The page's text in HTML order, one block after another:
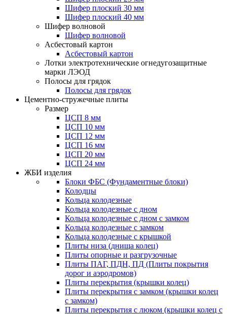
Шифер плоский 30 мм
Шифер плоский 40 мм
Шифер волновой
Шифер волновой
Асбестовый картон
Асбестовый картон
Лотки электротехнические огнедугозащитные
марки ЛЭОД
Полосы для грядок
Полосы для грядок
Цементно-стружечные плиты
Размер
ЦСП 8 мм
ЦСП 10 мм
ЦСП 12 мм
ЦСП 16 мм
ЦСП 20 мм
ЦСП 24 мм
ЖБИ изделия
Блоки ФБС (Фундаментные блоки)
Колодцы
Кольца колодезные
Кольца колодезные с дном
Кольца колодезные с дном с замком
Кольца колодезные с замком
Кольца колодезные с крышкой
Плиты низа (днища колец)
Плиты опорные и разгрузочные
Плиты ПАГ, ПДН, ПД (Плиты покрытия
дорог и аэродромов)
Плиты перекрытия (крышки колец)
Плиты перекрытия с замком (крышки колец
с замком)
Плиты перекрытия с люком (крышки колец с